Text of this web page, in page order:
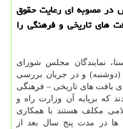
در مصوبه ای رعایت حقوق
های تاریخی و فرهنگی را
نمایندگان مجلس شورای
(دوشنبه) و در جریان بررسی
بافت های تاریخی – فرهنگی
كه برپایه آن وزارت راه و
مكلف هستند با همكاری
در مدت پنج سال بعد از